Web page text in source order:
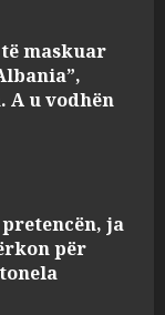
të maskuar
A u vodhën
ja
për